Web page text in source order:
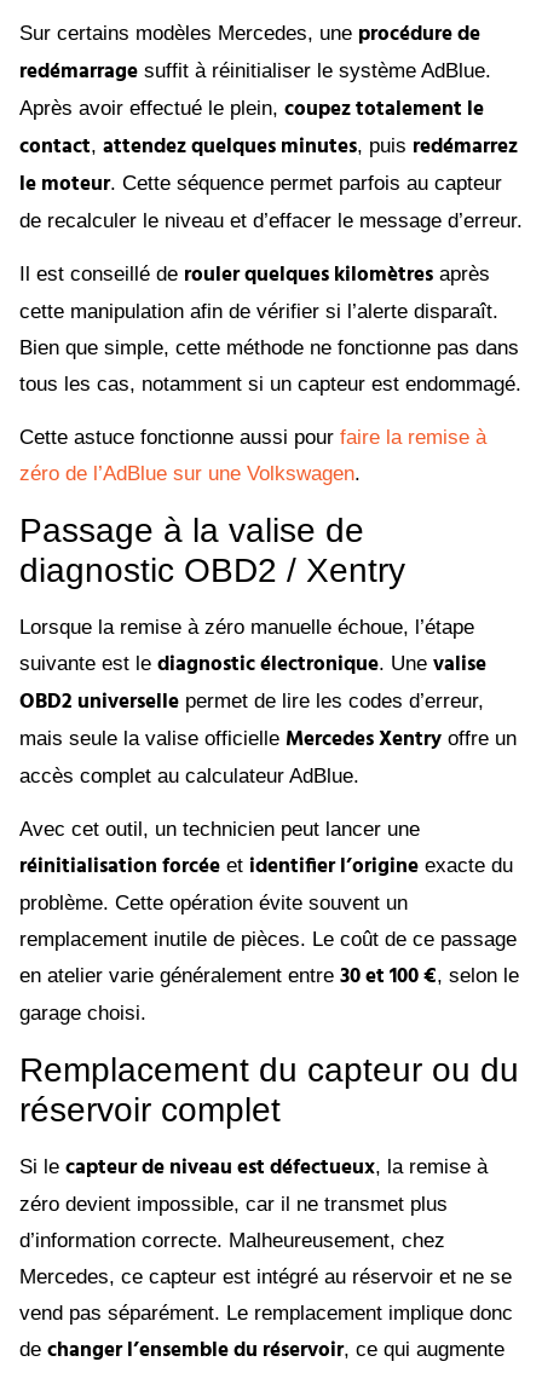
Sur certains modèles Mercedes, une procédure de
redémarrage suffit à réinitialiser le système AdBlue.
Après avoir effectué le plein, coupez totalement le
contact, attendez quelques minutes, puis redémarrez
le moteur. Cette séquence permet parfois au capteur
de recalculer le niveau et d’effacer le message d’erreur.
Il est conseillé de rouler quelques kilomètres après
cette manipulation afin de vérifier si l’alerte disparaît.
Bien que simple, cette méthode ne fonctionne pas dans
tous les cas, notamment si un capteur est endommagé.
Cette astuce fonctionne aussi pour faire la remise à
zéro de l’AdBlue sur une Volkswagen.
Passage à la valise de
diagnostic OBD2 / Xentry
Lorsque la remise à zéro manuelle échoue, l’étape
suivante est le diagnostic électronique. Une valise
OBD2 universelle permet de lire les codes d’erreur,
mais seule la valise officielle Mercedes Xentry offre un
accès complet au calculateur AdBlue.
Avec cet outil, un technicien peut lancer une
réinitialisation forcée et identifier l’origine exacte du
problème. Cette opération évite souvent un
remplacement inutile de pièces. Le coût de ce passage
en atelier varie généralement entre 30 et 100 €, selon le
garage choisi.
Remplacement du capteur ou du
réservoir complet
Si le capteur de niveau est défectueux, la remise à
zéro devient impossible, car il ne transmet plus
d’information correcte. Malheureusement, chez
Mercedes, ce capteur est intégré au réservoir et ne se
vend pas séparément. Le remplacement implique donc
de changer l’ensemble du réservoir, ce qui augmente